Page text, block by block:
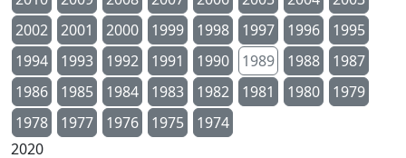
2002
2001 2000 1999 1998 1997 1996
1995
1994
1993 1992 1991 1990 1989 1988
1987
1986
1985 1984 1983 1982 1981 1980
1979
1978
1977 1976 1975
1974
2020